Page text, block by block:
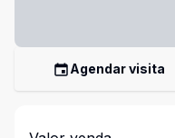
Agendar visita